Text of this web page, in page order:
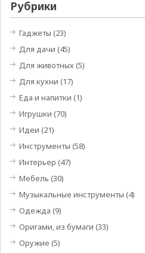
Рубрики
Гаджеты (23)
Для дачи (45)
Для животных(5)
Для кухни (17)
Еда и напитки (1)
Игрушки (70)
Идеи (21)
Инструменты (58)
Интерьер (47)
Мебель (30)
Музыкальные инструменты (4)
Одежда (9)
Оригами, из бумаги (33)
Оружие (5)